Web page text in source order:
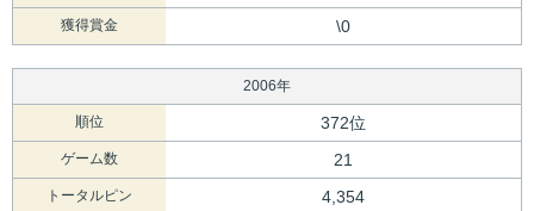
獲得賞金 \0
2006年
順位 372位
ゲーム数 21
トータルピン 4,354